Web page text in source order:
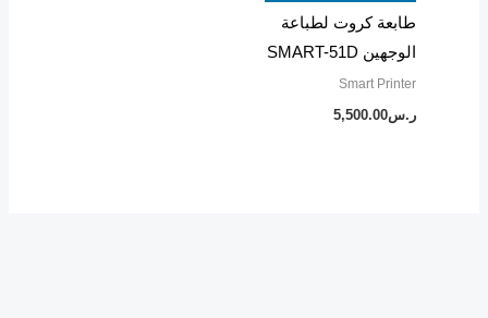
طابعة كروت لطباعة
الوجهين SMART-51D
Smart Printer
ر.س5,500.00